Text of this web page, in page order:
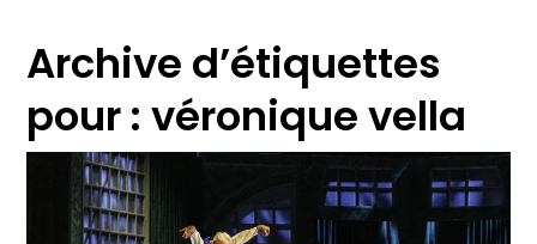
Archive d’étiquettes
pour :véronique vella